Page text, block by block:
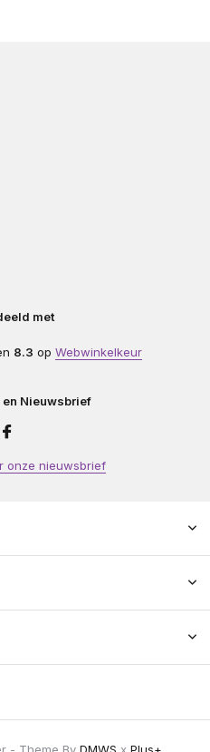
met
8.3 op Webwinkelkeur
Nieuwsbrief
onze nieuwsbrief